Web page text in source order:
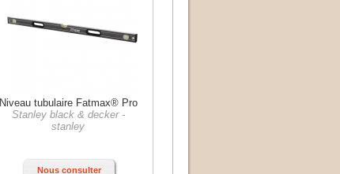
Niveau tubulaire Fatmax® Pro
Stanley black & decker -
stanley
Nous consulter